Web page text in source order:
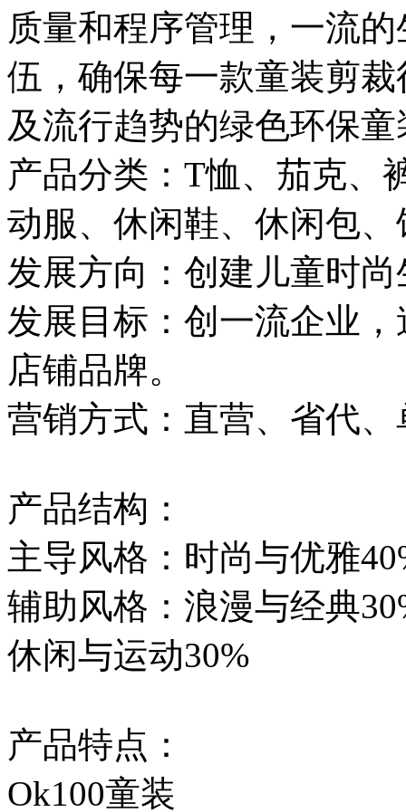
质量和程序管理，一流
伍，确保每一款童装剪
及流行趋势的绿色环保童
产品分类：T恤、茄克、
动服、休闲鞋、休闲包
发展方向：创建儿童时
发展目标：创一流企业
店铺品牌。
营销方式：直营、省代
产品结构：
主导风格：时尚与优雅
辅助风格：浪漫与经典
休闲与运动30%
产品特点：
Ok100童装